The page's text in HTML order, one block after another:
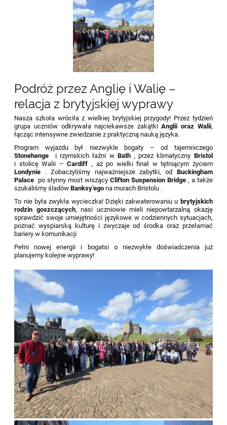
Podróż przez Anglię i Walię –
relacja z brytyjskiej wyprawy
Nasza szkoła wróciła z wielkiej brytyjskiej przygody! Przez tydzień
grupa uczniów odkrywała najciekawsze zakątkiAnglii oraz Walii,
łącząc intensywne zwiedzanie z praktyczną nauką języka.
Program wyjazdu był niezwykle bogaty – od tajemniczego
Stonehenge i rzymskich łaźni w Bath, przez klimatyczny Bristol
i stolicę Walii –Cardiff , aż po wielki finał w tętniącym życiem
Londynie . Zobaczyliśmy najważniejsze zabytki, od Buckingham
Palace po słynny most wiszący Clifton Suspension Bridge, a także
szukaliśmy śladówBanksy’ego na murach Bristolu .
To nie była zwykła wycieczka! Dzięki zakwaterowaniu u brytyjskich
rodzin goszczących, nasi uczniowie mieli niepowtarzalną okazję
sprawdzić swoje umiejętności językowe w codziennych sytuacjach,
poznać wyspiarską kulturę i zwyczaje od środka oraz przełamać
bariery w komunikacji
Pełni nowej energii i bogatsi o niezwykłe doświadczenia już
planujemy kolejne wyprawy!